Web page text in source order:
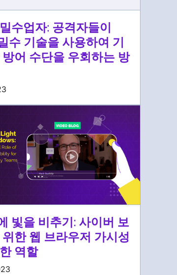
수업자: 공격자들이
수 기술을 사용하여 기
어 수단을 우회하는 방
빛을 비추기: 사이버 보
한 웹 브라우저 가시성
역할